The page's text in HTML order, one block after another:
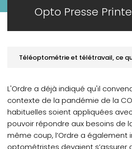
Opto Presse
Téléoptométrie et télétravail, ce
VOTRE PRATIQUE EN PÉRIODE
Mesures concernant les
Recommandations
optométrique
L'Ordre a déjà indiqué qu'il
contexte de la pandémie de la
habituelles soient appliquées
pouvoir répondre aux besoins de
même coup, l’Ordre a également
optométristes devaient s’assurer